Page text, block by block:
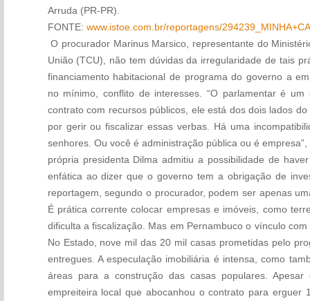
Arruda (PR-PR).
FONTE: www.istoe.com.br/reportagens/
O procurador Marinus Marsico, representante do
União (TCU), não tem dúvidas da irregularidade de tais
financiamento habitacional de programa do governo a
no mínimo, conflito de interesses. “O parlamentar é
contrato com recursos públicos, ele está dos dois lados
por gerir ou fiscalizar essas verbas. Há uma
senhores. Ou você é administração pública ou é
própria presidenta Dilma admitiu a possibilidade de
enfática ao dizer que o governo tem a obrigação de
reportagem, segundo o procurador, podem ser apenas
É prática corrente colocar empresas e imóveis, como
dificulta a fiscalização. Mas em Pernambuco o vínculo
No Estado, nove mil das 20 mil casas prometidas pelo
entregues. A especulação imobiliária é intensa, como
áreas para a construção das casas populares.
empreiteira local que abocanhou o contrato para erguer